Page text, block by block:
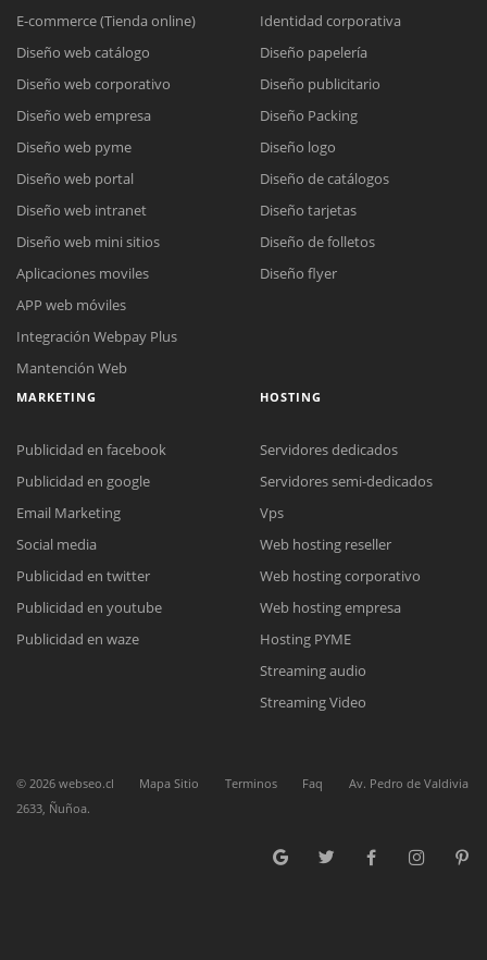
Reunión online
Nuestros ejecutivos le enviarán un correo electrónico con el enlace a
Meet para la reunión online.
Cotización
Complete el formulario y nos contactaremos a la brevedad.
Chat Online
para enviarnos un correo electrónico con sus datos personales.
E-commerce (Tienda online)
Diseño web catálogo
Diseño web corporativo
Diseño web empresa
Diseño web pyme
Diseño web portal
Diseño web intranet
Diseño web mini sitios
Aplicaciones moviles
APP web móviles
Integración Webpay Plus
Mantención Web
Identidad corporativa
Diseño papelería
Diseño publicitario
Diseño Packing
Diseño logo
Diseño de catálogos
Diseño tarjetas
Diseño de folletos
Diseño flyer
MARKETING
Publicidad en facebook
Publicidad en google
Email Marketing
Social media
Publicidad en twitter
Publicidad en youtube
Publicidad en waze
HOSTING
Servidores dedicados
Servidores semi-dedicados
Vps
Web hosting reseller
Web hosting corporativo
Web hosting empresa
Hosting PYME
Streaming audio
Streaming Video
© 2026 webseo.cl Mapa Sitio Terminos Faq
Av. Pedro de Valdivia
2633, Ñuñoa.